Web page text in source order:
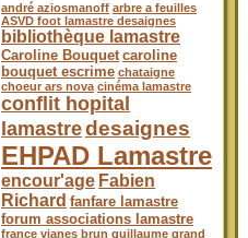
andré aziosmanoff arbre a feuilles
ASVD foot lamastre desaignes
bibliothèque lamastre
Caroline Bouquet caroline
bouquet escrime chataigne
choeur ars nova cinéma lamastre
conflit hopital
lamastredesaignes
EHPAD Lamastre
encour'age Fabien
Richard fanfare lamastre
forum associations lamastre
france vianes brun guillaume grand